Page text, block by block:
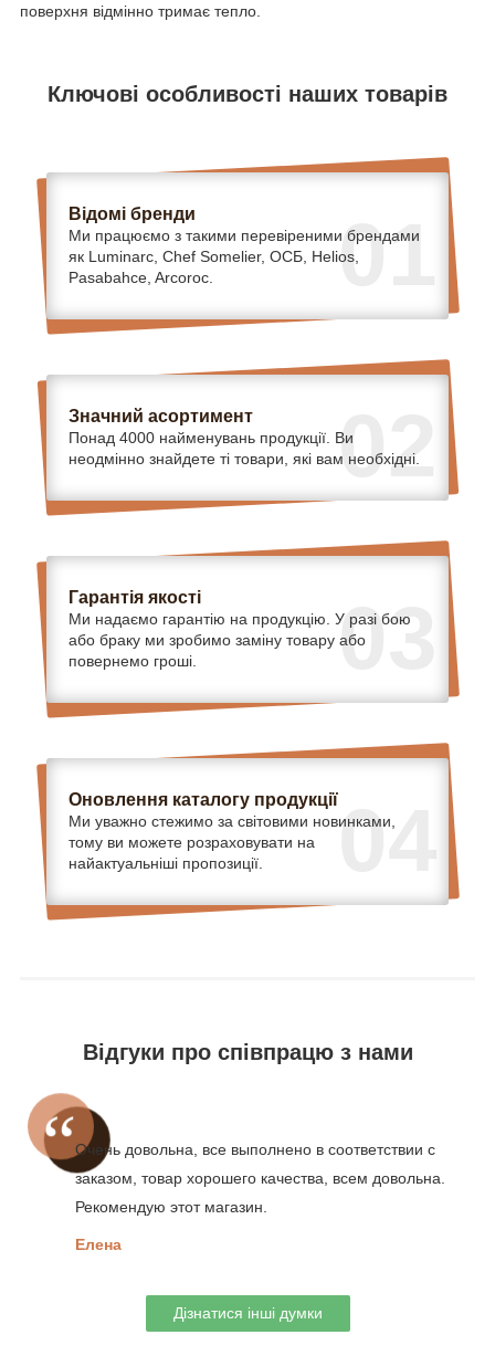
поверхня відмінно тримає тепло.
Ключові особливості наших товарів
01
Відомі бренди
Ми працюємо з такими перевіреними брендами
як Luminarc, Chef Somelier, ОСБ, Helios,
Pasabahce, Arcoroc.
02
Значний асортимент
Понад 4000 найменувань продукції. Ви
неодмінно знайдете ті товари, які вам необхідні.
03
Гарантія якості
Ми надаємо гарантію на продукцію. У разі бою
або браку ми зробимо заміну товару або
повернемо гроші.
04
Оновлення каталогу продукції
Ми уважно стежимо за світовими новинками,
тому ви можете розраховувати на
найактуальніші пропозиції.
Відгуки про співпрацю з нами
Очень довольна, все выполнено в соответствии с
заказом, товар хорошего качества, всем довольна.
Рекомендую этот магазин.
Елена
Дізнатися інші думки